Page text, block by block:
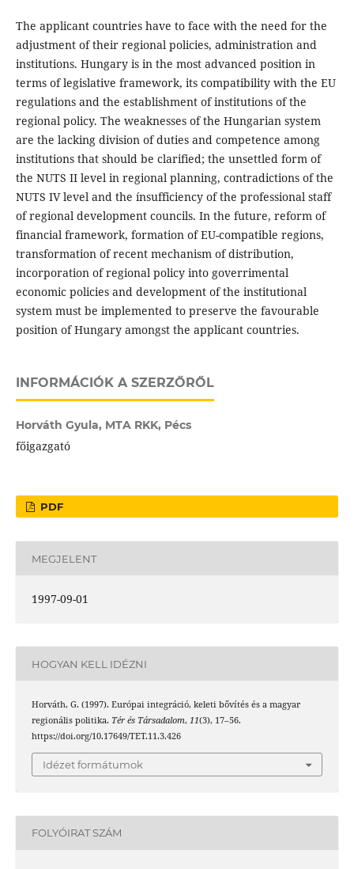
The applicant countries have to face with the need for the
adjustment of their regional policies, administration and
institutions. Hungary is in the most advanced position in
terms of legislative framework, its compatibility with the EU
regulations and the establishment of institutions of the
regional policy. The weaknesses of the Hungarian system
are the lacking division of duties and competence among
institutions that should be clarified; the unsettled form of
the NUTS II level in regional planning, contradictions of the
NUTS IV level and the ínsufficiency of the professional staff
of regional development councils. In the future, reform of
financial framework, formation of EU-compatible regions,
transformation of recent mechanism of distribution,
incorporation of regional policy into goverrimental
economic policies and development of the institutional
system must be implemented to preserve the favourable
position of Hungary amongst the applicant countries.
INFORMÁCIÓK A SZERZŐRŐL
Horváth Gyula, MTA RKK, Pécs
főigazgató
PDF
MEGJELENT
1997-09-01
HOGYAN KELL IDÉZNI
Horváth, G. (1997). Európai integráció, keleti bővítés és a magyar
regionális politika. Tér és Társadalom, 11(3), 17–56.
https://doi.org/10.17649/TET.11.3.426
Idézet formátumok
FOLYÓIRAT SZÁM